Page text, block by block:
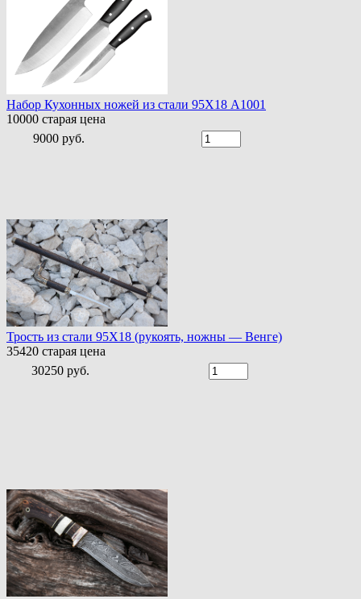
Набор Кухонных ножей из стали 95Х18 A1001
10000 старая цена
9000 руб.
Трость из стали 95Х18 (рукоять, ножны — Венге)
35420 старая цена
30250 руб.